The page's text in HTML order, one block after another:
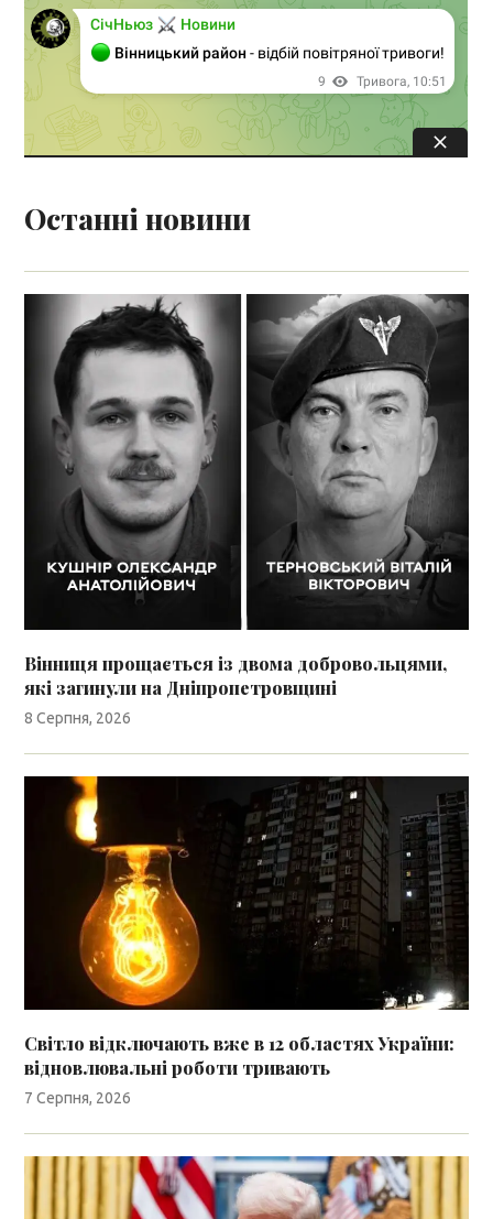
Останні новини
Вінниця прощається із двома добровольцями,
які загинули на Дніпропетровщині
8 Серпня, 2026
Світло відключають вже в 12 областях України:
відновлювальні роботи тривають
7 Серпня, 2026